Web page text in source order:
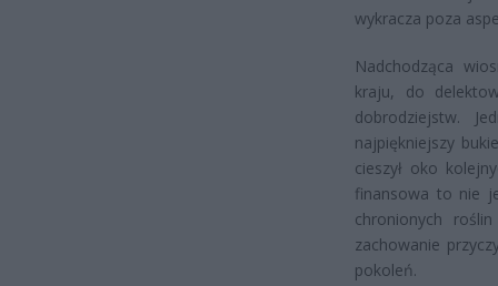
wykracza poza
Nadchodząca
kraju, do
dobrodziejstw.
najpiękniejszy
cieszył oko
finansowa to nie
chronionych
zachowanie
pokoleń.